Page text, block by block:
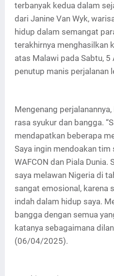
terbanyak kedua dalam
dari Janine Van Wyk,
hidup dalam semangat
terakhirnya menghasilkan
atas Malawi pada Sabtu,
penutup manis perjalanan
Mengenang
rasa syukur dan bangga.
mendapatkan beberapa
Saya ingin mendoakan
WAFCON dan Piala Dunia.
saya melawan Nigeria di
sangat emosional, karena
indah dalam hidup saya.
bangga dengan semua
katanya sebagaimana
(06/04/2025).